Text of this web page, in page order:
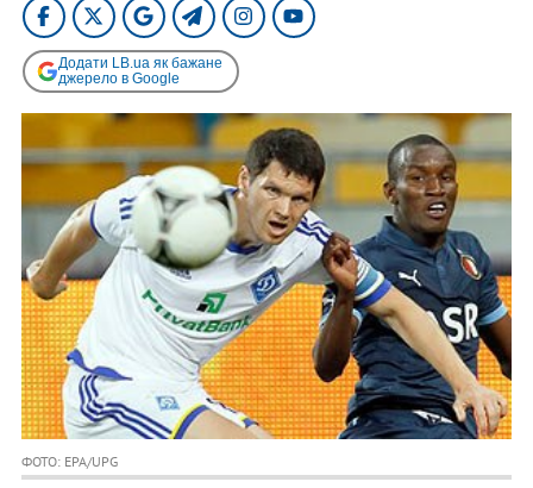
Додати LB.ua як бажане
джерело в Google
ФОТО: EPA/UPG